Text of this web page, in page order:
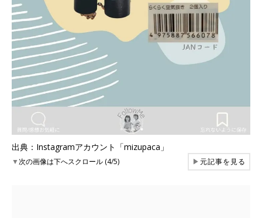
出典：Instagramアカウント「mizupaca」
▼次の画像は下へスクロール (4/5) ▶元記事を見る